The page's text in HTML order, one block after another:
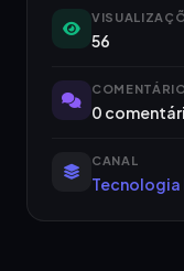
56
0
CANAL
Tecnologia